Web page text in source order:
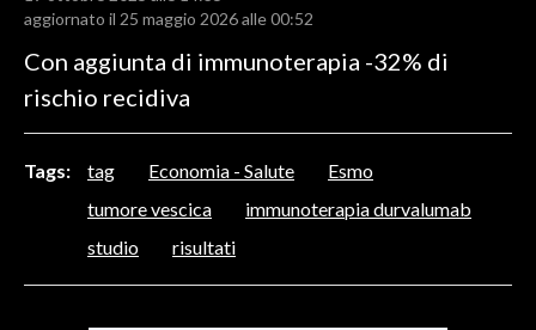
CALCIO REGIONALE
BASKET
VOLLEY
MOTORI
TENNIS
ALTRI SPORT
CULTURA
aggiornato il 25 maggio 2026 alle 00:52
Con aggiunta di immunoterapia -32% di
rischio recidiva
Tags: tag Economia - Salute
Esmo
tumore vescica
immunoterapia durvalumab
studio
risultati